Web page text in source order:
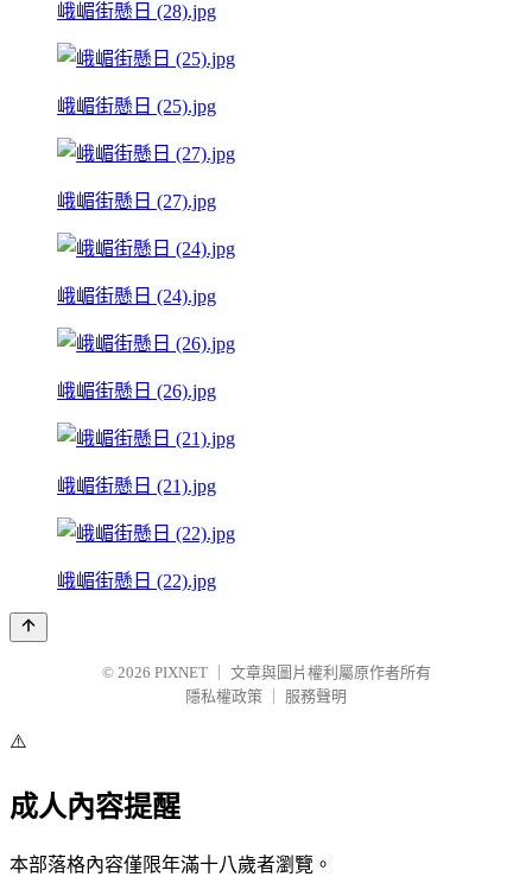
峨嵋街懸日 (28).jpg
峨嵋街懸日 (25).jpg
峨嵋街懸日 (27).jpg
峨嵋街懸日 (24).jpg
峨嵋街懸日 (26).jpg
峨嵋街懸日 (21).jpg
峨嵋街懸日 (22).jpg
© 2026 PIXNET
文章與圖片權利屬原作者所有
隱私權政策
服務聲明
⚠️
成人內容提醒
本部落格內容僅限年滿十八歲者瀏覽。